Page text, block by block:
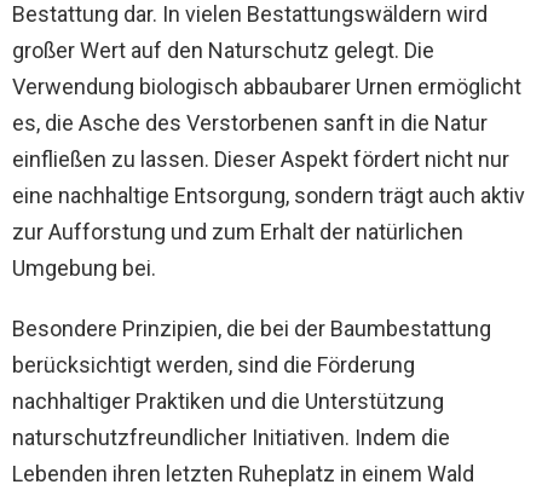
Bestattung dar. In vielen Bestattungswäldern wird
großer Wert auf den Naturschutz gelegt. Die
Verwendung biologisch abbaubarer Urnen ermöglicht
es, die Asche des Verstorbenen sanft in die Natur
einfließen zu lassen. Dieser Aspekt fördert nicht nur
eine nachhaltige Entsorgung, sondern trägt auch aktiv
zur Aufforstung und zum Erhalt der natürlichen
Umgebung bei.
Besondere Prinzipien, die bei der Baumbestattung
berücksichtigt werden, sind die Förderung
nachhaltiger Praktiken und die Unterstützung
naturschutzfreundlicher Initiativen. Indem die
Lebenden ihren letzten Ruheplatz in einem Wald